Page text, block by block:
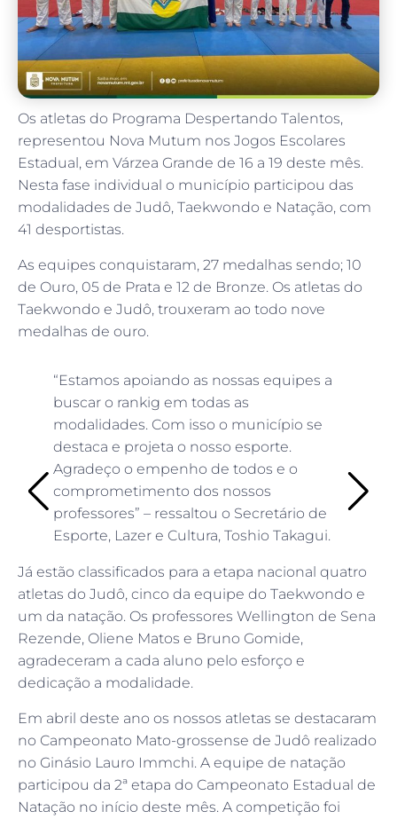
Os atletas do Programa Despertando Talentos,
representou Nova Mutum nos Jogos Escolares
Estadual, em Várzea Grande de 16 a 19 deste mês.
Nesta fase individual o município participou das
modalidades de Judô, Taekwondo e Natação, com
41 desportistas.
As equipes conquistaram, 27 medalhas sendo; 10
de Ouro, 05 de Prata e 12 de Bronze. Os atletas do
Taekwondo e Judô, trouxeram ao todo nove
medalhas de ouro.
“Estamos apoiando as nossas equipes a
buscar o rankig em todas as
modalidades. Com isso o município se
destaca e projeta o nosso esporte.
Agradeço o empenho de todos e o
comprometimento dos nossos
professores” – ressaltou o Secretário de
Esporte, Lazer e Cultura, Toshio Takagui.
Já estão classificados para a etapa nacional quatro
atletas do Judô, cinco da equipe do Taekwondo e
um da natação. Os professores Wellington de Sena
Rezende, Oliene Matos e Bruno Gomide,
agradeceram a cada aluno pelo esforço e
dedicação a modalidade.
Em abril deste ano os nossos atletas se destacaram
no Campeonato Mato-grossense de Judô realizado
no Ginásio Lauro Immchi. A equipe de natação
participou da 2ª etapa do Campeonato Estadual de
Natação no início deste mês. A competição foi